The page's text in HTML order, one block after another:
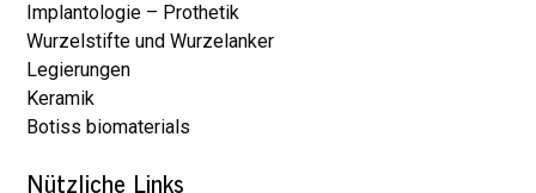
Implantologie – Prothetik
Wurzelstifte und Wurzelanker
Legierungen
Keramik
Botiss biomaterials
Nützliche Links